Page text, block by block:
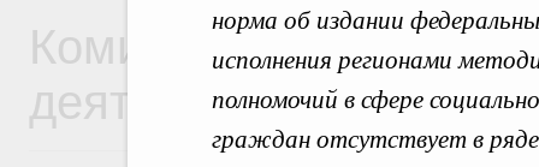
норма об издании
исполнения регионами
полномочий в сфере
граждан отсутствует в
Комиссия
деятельности